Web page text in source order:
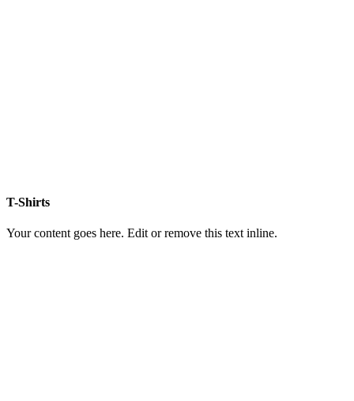
T-Shirts
Your content goes here. Edit or remove this text inline.